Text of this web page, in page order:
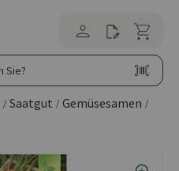
/ Saatgut / Gemüsesamen /